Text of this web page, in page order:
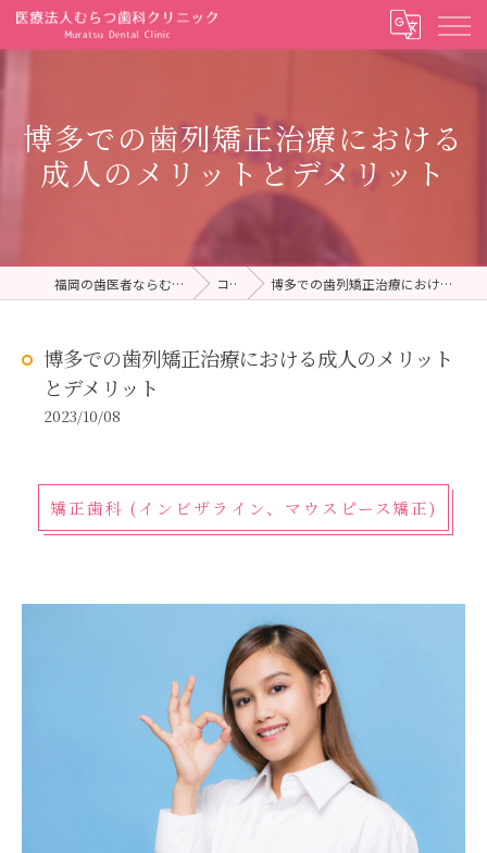
博多での歯列矯正治療における
成人のメリットとデメリット
福岡の歯医者ならむらつ歯科クリニック コラム 博多での歯列矯正治療における成人のメリットとデメリット
博多での歯列矯正治療における成人のメリット
とデメリット
2023/10/08
矯正歯科 (インビザライン、マウスピース矯正)